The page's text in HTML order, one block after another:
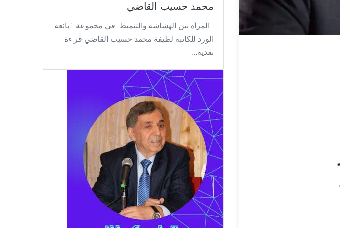
محمد حسيب القاضي
المرأة بين الهشاشة والتنميط في مجموعة " بائعة
الورد للكاتبة لطيفة محمد حسيب القاضي قراءة
نقدية...